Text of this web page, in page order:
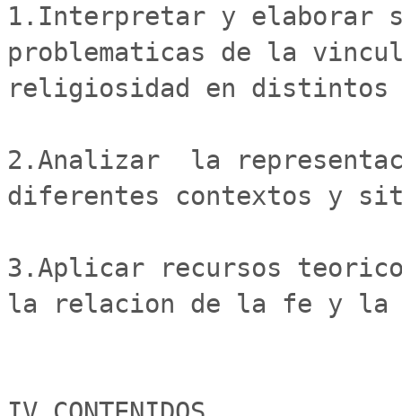
1.Interpretar y elaborar
problematicas de la
religiosidad en distintos
2.Analizar  la
diferentes contextos y
3.Aplicar recursos
la relacion de la fe y la